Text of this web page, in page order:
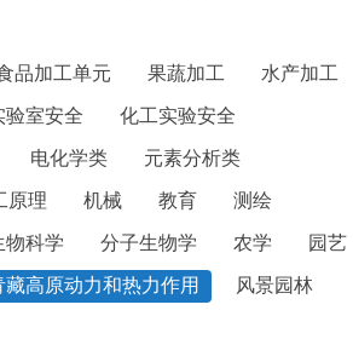
品加工单元 果蔬加工 水产加工
验室安全 化工实验安全
电化学类 元素分析类
原理 机械 教育 测绘
物科学 分子生物学 农学 园艺
藏高原动力和热力作用 风景园林